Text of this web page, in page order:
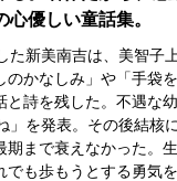
優しい童話集。
た新美南吉は、美智子
かなしみ」や「手袋を
と詩を残した。不遇な
」を発表。その後結核
期まで衰えなかった。
でも歩もうとする勇気